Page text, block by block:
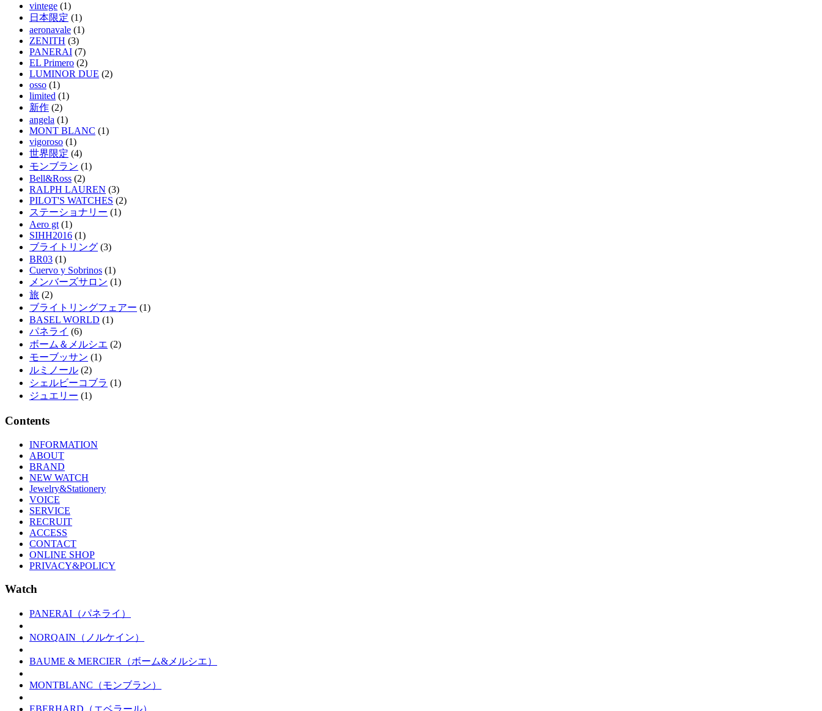
vintege (1)
日本限定 (1)
aeronavale (1)
ZENITH (3)
PANERAI (7)
EL Primero (2)
LUMINOR DUE (2)
osso (1)
limited (1)
新作 (2)
angela (1)
MONT BLANC (1)
vigoroso (1)
世界限定 (4)
モンブラン (1)
Bell&Ross (2)
RALPH LAUREN (3)
PILOT'S WATCHES (2)
ステーショナリー (1)
Aero gt (1)
SIHH2016 (1)
ブライトリング (3)
BR03 (1)
Cuervo y Sobrinos (1)
メンバーズサロン (1)
旅 (2)
ブライトリングフェアー (1)
BASEL WORLD (1)
パネライ (6)
ボーム＆メルシエ (2)
モーブッサン (1)
ルミノール (2)
シェルビーコブラ (1)
ジュエリー (1)
Contents
INFORMATION
ABOUT
BRAND
NEW WATCH
Jewelry&Stationery
VOICE
SERVICE
RECRUIT
ACCESS
CONTACT
ONLINE SHOP
PRIVACY&POLICY
Watch
PANERAI（パネライ）
NORQAIN（ノルケイン）
BAUME & MERCIER（ボーム&メルシエ）
MONTBLANC（モンブラン）